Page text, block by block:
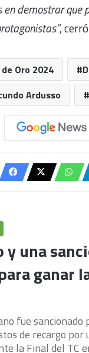
demostrar que
,
de Oro 2024
Ardusso